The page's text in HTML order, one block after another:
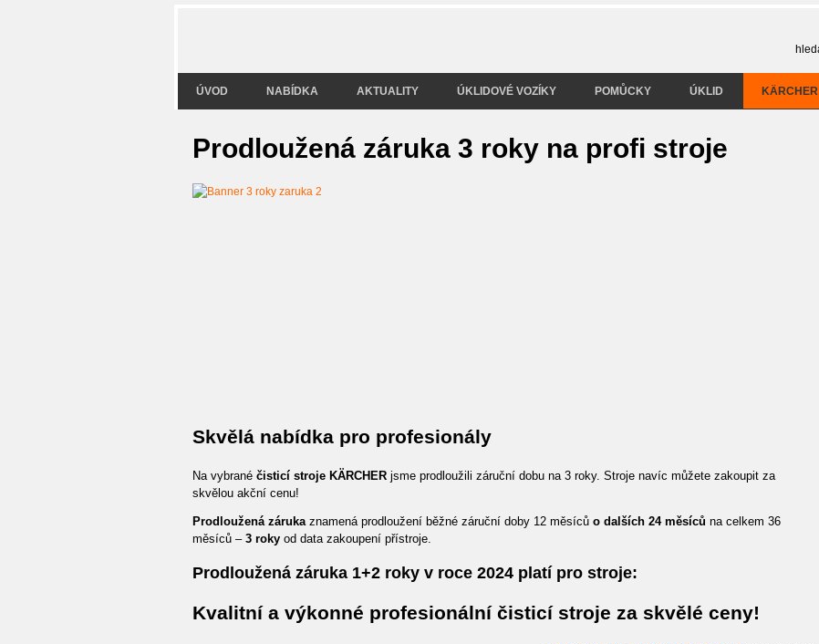
ÚVOD NABÍDKA AKTUALITY ÚKLIDOVÉ VOZÍKY POMŮCKY ÚKLID KÄRCHER
Prodloužená záruka 3 roky na profi stroje
Skvělá nabídka pro profesionály
Na vybrané čisticí stroje KÄRCHERjsme prodloužili záruční dobu na 3 roky. Stroje navíc můžete zakoupit za
skvělou akční cenu!
Prodloužená záruka znamená prodloužení běžné záruční doby 12 měsíců o dalších 24 měsíců na celkem 36
měsíců – 3 roky od data zakoupení přístroje.
Prodloužená záruka 1+2 roky v roce 2024 platí pro stroje:
Kvalitní a výkonné profesionální čisticí stroje za skvělé ceny!